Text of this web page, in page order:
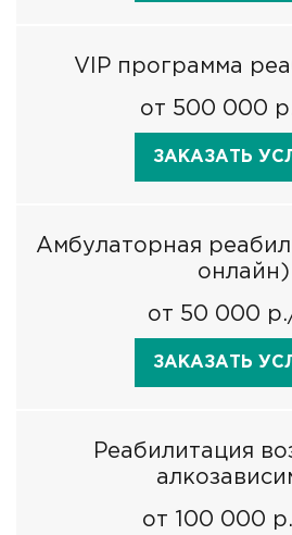
VIP программа
от 500 000
ЗАКАЗАТЬ
Амбулаторная
онлайн)
от 50 000
ЗАКАЗАТЬ
Реабилитация
от 100 000